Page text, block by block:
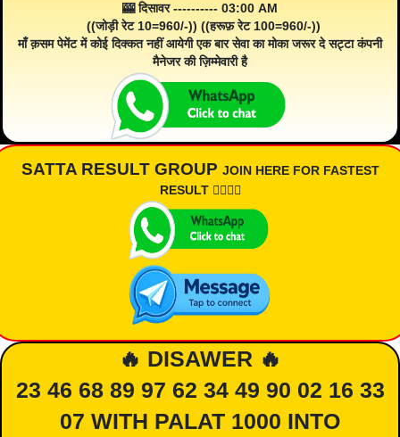
🎰 दिसावर ---------- 03:00 AM
((जोड़ी रेट 10=960/-)) ((हरूफ़ रेट 100=960/-))
माँ क़सम पेमेंट में कोई दिक्कत नहीं आयेगी एक बार सेवा का मोका जरूर दे सट्टा कंपनी
मैनेजर की ज़िम्मेवारी है
SATTA RESULT GROUP JOIN HERE FOR FASTEST
RESULT 👇🏾👇🏾
🔥 DISAWER 🔥
23 46 68 89 97 62 34 49 90 02 16 33
07 WITH PALAT 1000 INTO